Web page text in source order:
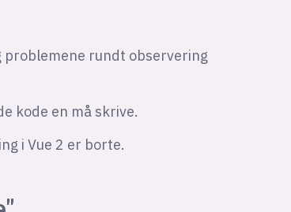
problemene rundt observering
kode en må skrive.
i Vue 2 er borte.